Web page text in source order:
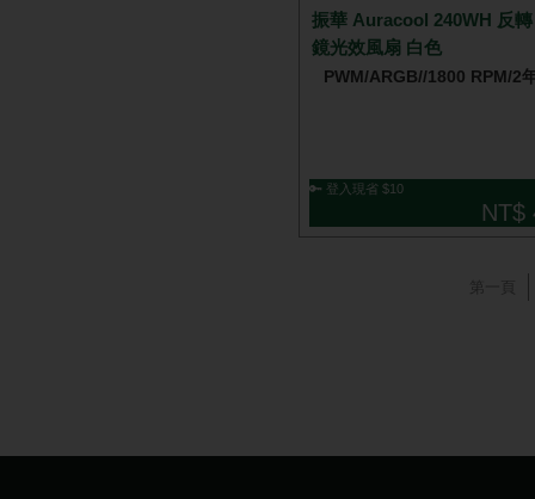
振華 Auracool 240WH 反
鏡光效風扇 白色
PWM/ARGB//1800 RPM/2
🔑 登入現省 $10
NT$